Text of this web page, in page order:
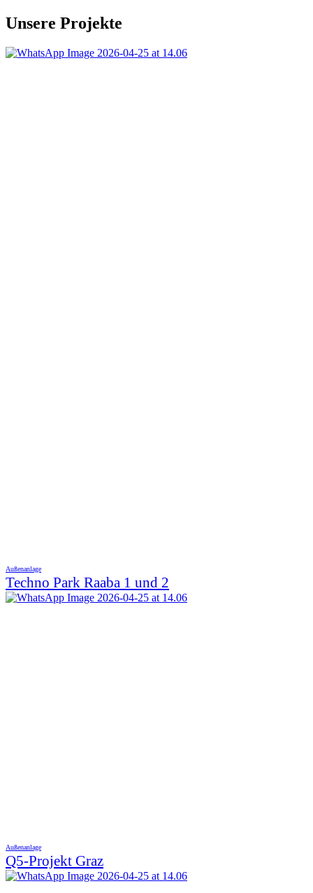
Unsere Projekte
Außenanlage
Techno Park Raaba 1 und 2
Außenanlage
Q5-Projekt Graz